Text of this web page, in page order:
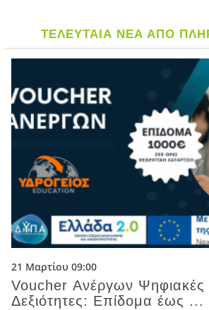
ΤΕΛΕΥΤΑΙΑ ΝΕΑ ΑΠΟ
21 Μαρτίου 09:00
Voucher Ανέργων Ψηφιακές
Δεξιότητες: Επίδομα έως ...